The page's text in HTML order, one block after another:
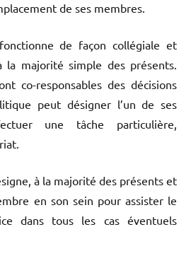
de ses membres.
de façon collégiale et
la majorité simple des présents.
co-responsables des décisions
peut désigner l’un de ses
une tâche particulière,
à la majorité des présents et
en son sein pour assister le
dans tous les cas éventuels